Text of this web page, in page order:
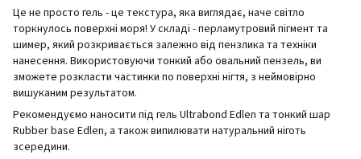
Це не просто гель - це текстура, яка виглядає, наче світло
торкнулось поверхні моря! У складі - перламутровий пігмент та
шимер, який розкривається залежно від пензлика та техніки
нанесення. Використовуючи тонкий або овальний пензель, ви
зможете розкласти частинки по поверхні нігтя, з неймовірно
вишуканим результатом.
Рекомендуємо наносити під гель Ultrabond Edlen та тонкий шар
Rubber base Edlen, а також випилювати натуральний ніготь
зсередини.